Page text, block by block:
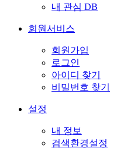
내 관심 DB
회원서비스
회원가입
로그인
아이디 찾기
비밀번호 찾기
설정
내 정보
검색환경설정